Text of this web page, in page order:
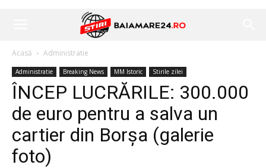
Acasă Administratie
Administratie Breaking News MM Istoric Stirile zilei
ÎNCEP LUCRĂRILE: 300.000
de euro pentru a salva un
cartier din Borșa (galerie
foto)